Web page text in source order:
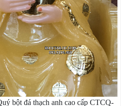
bột đá thạch anh cao cấp CTCQ-